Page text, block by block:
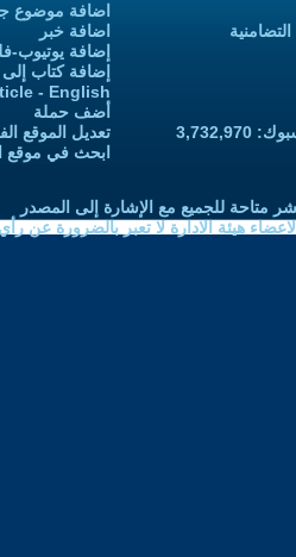
اضافة موضوع
اضافة خبر
إضافة يوتيوب-
إضافة كتاب إلى
- English
أضف حملة
تعديل الموقع
ابحث في موقع
متاحة للجميع مع الإشارة إلى المصدر
هيئة الادارة لا تعبر بالضرورة عن